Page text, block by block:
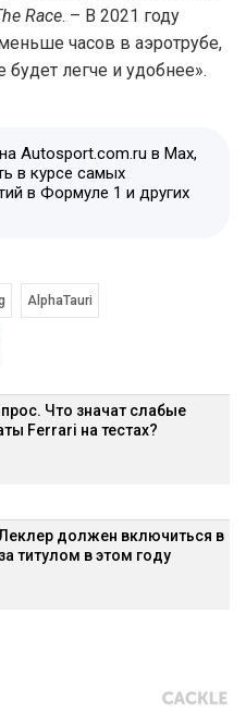
Race. – В 2021 году
часов в аэротрубе,
легче и удобнее».
Autosport.com.ru в Max,
в курсе самых
в Формуле 1 и других
AlphaTauri
Что значат слабые
Ferrari на тестах?
Леклер должен включиться в
титулом в этом году